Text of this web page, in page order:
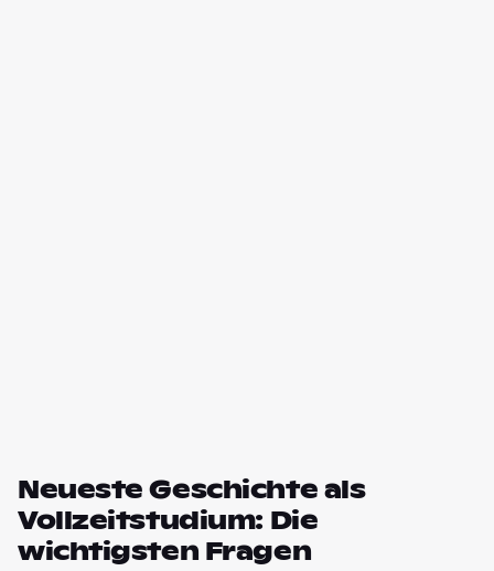
Neueste Geschichte als
Vollzeitstudium: Die
wichtigsten Fragen